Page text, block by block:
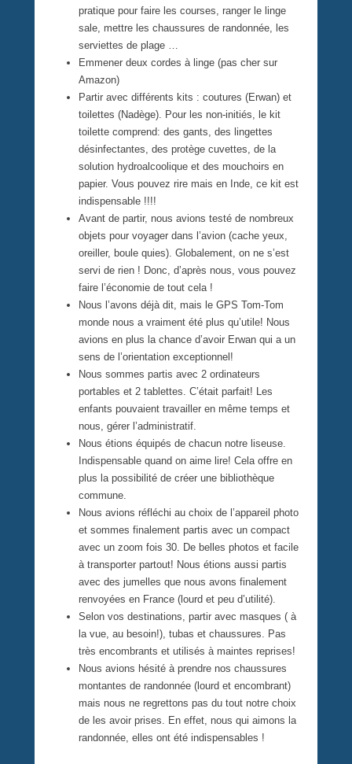
pratique pour faire les courses, ranger le linge
sale, mettre les chaussures de randonnée, les
serviettes de plage …
Emmener deux cordes à linge (pas cher sur
Amazon)
Partir avec différents kits : coutures (Erwan) et
toilettes (Nadège). Pour les non-initiés, le kit
toilette comprend: des gants, des lingettes
désinfectantes, des protège cuvettes, de la
solution hydroalcoolique et des mouchoirs en
papier. Vous pouvez rire mais en Inde, ce kit est
indispensable !!!!
Avant de partir, nous avions testé de nombreux
objets pour voyager dans l’avion (cache yeux,
oreiller, boule quies). Globalement, on ne s’est
servi de rien ! Donc, d’après nous, vous pouvez
faire l’économie de tout cela !
Nous l’avons déjà dit, mais le GPS Tom-Tom
monde nous a vraiment été plus qu’utile! Nous
avions en plus la chance d’avoir Erwan qui a un
sens de l’orientation exceptionnel!
Nous sommes partis avec 2 ordinateurs
portables et 2 tablettes. C’était parfait! Les
enfants pouvaient travailler en même temps et
nous, gérer l’administratif.
Nous étions équipés de chacun notre liseuse.
Indispensable quand on aime lire! Cela offre en
plus la possibilité de créer une bibliothèque
commune.
Nous avions réfléchi au choix de l’appareil photo
et sommes finalement partis avec un compact
avec un zoom fois 30. De belles photos et facile
à transporter partout! Nous étions aussi partis
avec des jumelles que nous avons finalement
renvoyées en France (lourd et peu d’utilité).
Selon vos destinations, partir avec masques ( à
la vue, au besoin!), tubas et chaussures. Pas
très encombrants et utilisés à maintes reprises!
Nous avions hésité à prendre nos chaussures
montantes de randonnée (lourd et encombrant)
mais nous ne regrettons pas du tout notre choix
de les avoir prises. En effet, nous qui aimons la
randonnée, elles ont été indispensables !